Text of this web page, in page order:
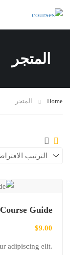
3
المتجر
Home المتجر
Guide
$9.00
adipiscing elit.